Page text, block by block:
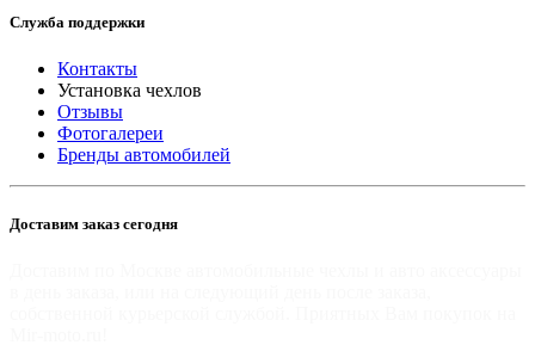
Служба поддержки
Контакты
Установка чехлов
Отзывы
Фотогалереи
Бренды автомобилей
Доставим заказ сегодня